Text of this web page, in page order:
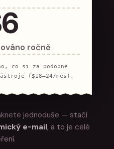
6
ročně
co si za podobné
( $18–24/měs ).
jednoduše — stačí
e-mail, a to je celé